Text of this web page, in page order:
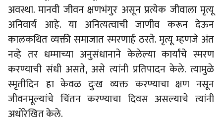
अवस्था. मानवी जीवन क्षणभंगुर असून प्रत्येक जीवाला मृत्यू
अनिवार्य आहे. या अनित्यत्वाची जाणीव करून देऊन
कालकथित व्यक्ती समाजात स्मरणार्ह ठरते. मृत्यू म्हणजे अंत
नव्हे तर धम्माच्या अनुसंधानाने केलेल्या कार्यांचे स्मरण
करण्याची संधी असते, असे त्यांनी प्रतिपादन केले. त्यामुळे
स्मृतीदिन हा केवळ दुःख व्यक्त करण्याचा क्षण नसून
जीवनमूल्यांचे चिंतन करण्याचा दिवस असल्याचे त्यांनी
अधोरेखित केले.